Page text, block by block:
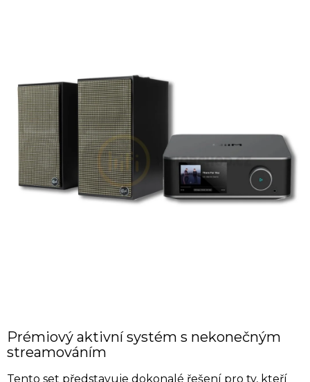
Prémiový aktivní systém s nekonečným
streamováním
Tento set představuje dokonalé řešení pro ty, kteří